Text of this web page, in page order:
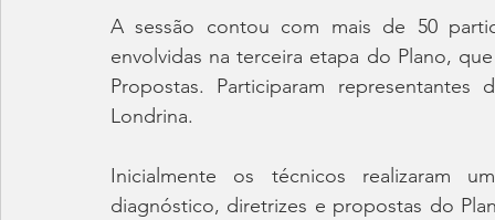
A sessão contou com mais de 50
envolvidas na terceira etapa do Plano,
Propostas. Participaram
Londrina.
Inicialmente os técnicos realizaram
diagnóstico, diretrizes e propostas do